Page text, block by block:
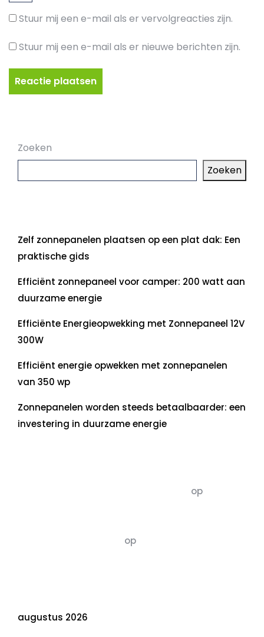
Stuur mij een e-mail als er vervolgreacties zijn.
Stuur mij een e-mail als er nieuwe berichten zijn.
Zoeken
Zoeken
Zelf zonnepanelen plaatsen op een plat dak: Een
praktische gids
Efficiënt zonnepaneel voor camper: 200 watt aan
duurzame energie
Efficiënte Energieopwekking met Zonnepaneel 12V
300W
Efficiënt energie opwekken met zonnepanelen
van 350 wp
Zonnepanelen worden steeds betaalbaarder: een
investering in duurzame energie
op
op
augustus 2026